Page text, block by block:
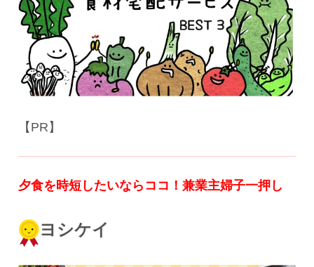
【PR】
夕食を時短したいならココ！ 兼業主婦子一押し
ヨシケイ